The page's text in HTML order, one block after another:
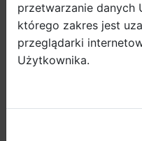
przetwarzanie danych
którego zakres jest
przeglądarki
Użytkownika.